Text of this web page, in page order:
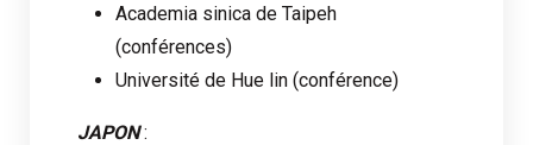
Academia sinica de Taipeh
(conférences)
Université de Hue lin (conférence)
JAPON: